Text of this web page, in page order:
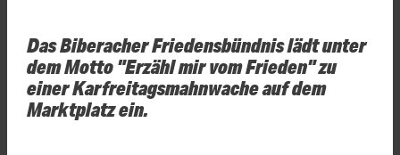
Das Biberacher Friedensbündnis lädt unter
dem Motto "Erzähl mir vom Frieden" zu
einer Karfreitagsmahnwache auf dem
Marktplatz ein.